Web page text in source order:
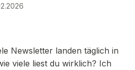
Newsletter landen täglich in
viele liest du wirklich? Ich